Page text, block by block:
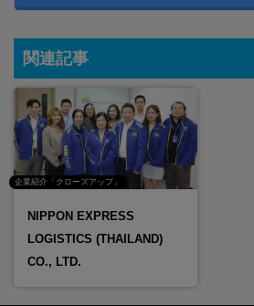
関連記事
企業紹介「クローズアップ」
NIPPON EXPRESS
LOGISTICS (THAILAND)
CO., LTD.